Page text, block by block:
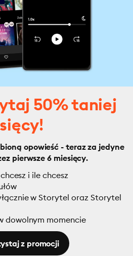
50% taniej
opowieść - teraz za jedyne
pierwsze 6 miesięcy.
i ile chcesz
w Storytel oraz Storytel
dowolnym momencie
z promocji